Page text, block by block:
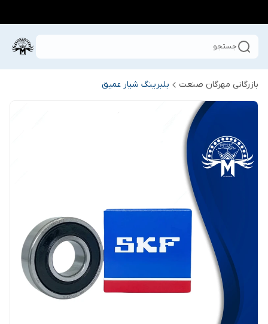
جستجو
بازرگانی مهرگان صنعت بلبرینگ شیار عمیق